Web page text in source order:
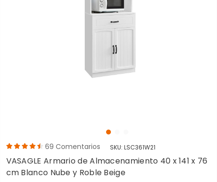
69 Comentarios SKU: LSC361W21
VASAGLE Armario de Almacenamiento 40 x 141 x 76
cm Blanco Nube y Roble Beige